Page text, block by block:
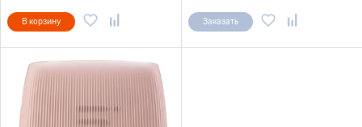
В корзину Заказать